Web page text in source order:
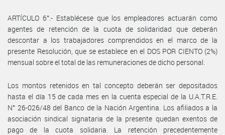
ARTÍCULO 6°.- Establécese que los empleadores actuarán como
agentes de retención de la cuota de solidaridad que deberán
descontar a los trabajadores comprendidos en el marco de la
presente Resolución, que se establece en el DOS POR CIENTO (2%)
mensual sobre el total de las remuneraciones de dicho personal.
Los montos retenidos en tal concepto deberán ser depositados
hasta el día 15 de cada mes en la cuenta especial de la U.A.T.R.E.
N° 26-026/48 del Banco de la Nación Argentina. Los afiliados a la
asociación sindical signataria de la presente quedan exentos de
pago de la cuota solidaria. La retención precedentemente